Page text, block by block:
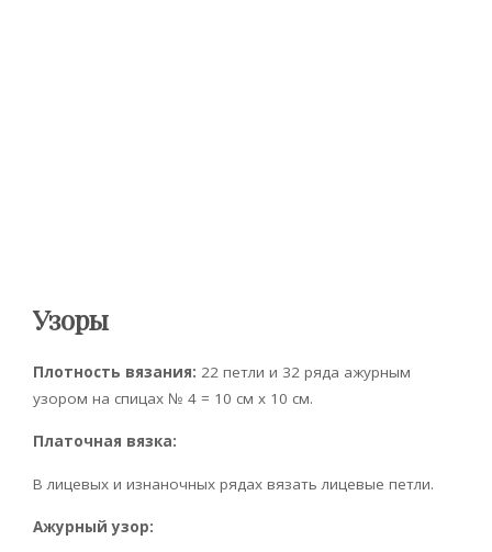
Узоры
Плотность вязания: 22 петли и 32 ряда ажурным
узором на спицах № 4 = 10 см x 10 см.
Платочная вязка:
В лицевых и изнаночных рядах вязать лицевые петли.
Ажурный узор: